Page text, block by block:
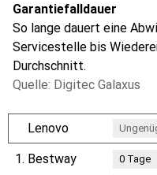
Garantiefalldauer
So lange dauert eine
Servicestelle bis
Durchschnitt.
Quelle: Digitec Galaxus
Lenovo
1. Bestway 0Tage